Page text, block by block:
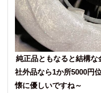
純正品ともなると結構な
社外品なら1か所5000円
懐に優しいですね～